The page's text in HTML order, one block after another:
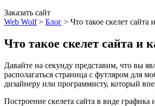
Заказать сайт
Web Wolf> Блог > Что такое скелет сайта
Что такое скелет сайта и
Давайте на секунду представим, что вы
располагаться страница с футляром для
дизайнеру или программисту, который
Построение скелета сайта в виде